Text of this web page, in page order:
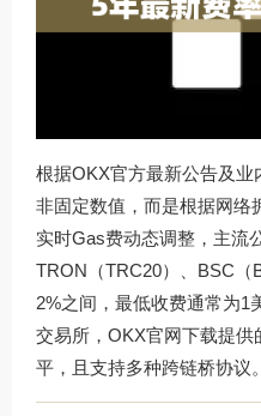
根据OKX官方最新公告及
非固定数值，而是根据网络
实时Gas费动态调整，主流
TRON（TRC20）、BSC（
2%之间，最低收费通常为1
交易所， OKX官网下载提供
平，且支持多种跨链桥协议。